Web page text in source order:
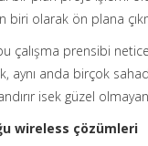
biri olarak ön plana
çalışma prensibi
aynı anda birçok
isek güzel
wireless çözümleri